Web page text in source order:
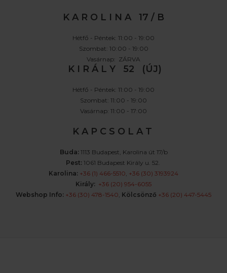
K A R O L I N A 17 / B
Hétfő - Péntek: 11:00 - 19:00
Szombat: 10:00 - 19:00
Vasárnap: ZÁRVA
K I R Á L Y 52 (ÚJ)
Hétfő - Péntek: 11:00 - 19:00
Szombat: 11:00 - 19:00
Vasárnap: 11:00 - 17:00
K A P C S O L A T
Buda: 1113 Budapest, Karolina út 17/b
Pest: 1061 Budapest Király u. 52.
Karolina: +36 (1) 466-5510, +36 (30) 3193924
Király: +36 (20) 954-6055
Webshop Info: +36 (30) 478-1540, Kölcsönző +36 (20) 447-5445